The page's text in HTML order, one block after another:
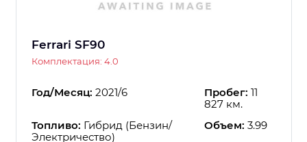
Ferrari SF90
Комплектация: 4.0
Год/Месяц: 2021/6 Пробег: 11
827 км.
Топливо: Гибрид (Бензин/
Электричество)
Объем: 3.99